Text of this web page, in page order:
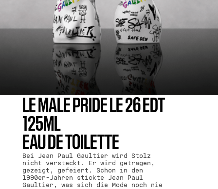
LE MALE PRIDE LE 26 EDT
125ML
EAU DE TOILETTE
Bei Jean Paul Gaultier wird Stolz
nicht versteckt. Er wird getragen,
gezeigt, gefeiert. Schon in den
1990er-Jahren stickte Jean Paul
Gaultier, was sich die Mode noch nie